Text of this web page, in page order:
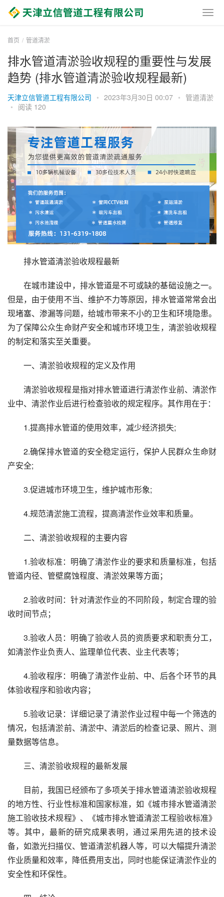
首页 管道清淤
排水管道清淤验收规程的重要性与发展
趋势 (排水管道清淤验收规程最新)
天津立信管道工程有限公司 • 2023年3月30日 00:07 • 管道清淤
• 阅读 120
排水管道清淤验收规程最新
在城市建设中，排水管道是不可或缺的基础设施之一。
但是，由于使用不当、维护不力等原因，排水管道常常会出
现堵塞、渗漏等问题，给城市带来不小的卫生和环境隐患。
为了保障公众生命财产安全和城市环境卫生，清淤验收规程
的制定和落实至关重要。
一、清淤验收规程的定义及作用
清淤验收规程是指对排水管道进行清淤作业前、清淤作
业中、清淤作业后进行检查验收的规定程序。其作用在于：
1.提高排水管道的使用效率，减少经济损失;
2.确保排水管道的安全稳定运行，保护人民群众生命财
产安全;
3.促进城市环境卫生，维护城市形象;
4.规范清淤施工流程，提高清淤作业效率和质量。
二、清淤验收规程的主要内容
1.验收标准：明确了清淤作业的要求和质量标准，包括
管道内径、管壁腐蚀程度、清淤效果等方面；
2.验收时间：针对清淤作业的不同阶段，制定合理的验
收时间节点；
3.验收人员：明确了验收人员的资质要求和职责分工，
如清淤作业负责人、监理单位代表、业主代表等；
4.验收程序：明确了清淤作业前、中、后各个环节的具
体验收程序和验收内容；
5.验收记录：详细记录了清淤作业过程中每一个筛选的
情况，包括清淤前、清淤中、清淤后的检查记录、照片、测
量数据等信息。
三、清淤验收规程的最新发展
目前，我国已经颁布了多项关于排水管道清淤验收规程
的地方性、行业性标准和国家标准，如《城市排水管道清淤
施工验收技术规程》、《城市排水管道清淤工程验收标准》
等。其中，最新的研究成果表明，通过采用先进的技术设
备，如激光扫描仪、管道清淤机器人等，可以大幅提升清淤
作业质量和效率，降低费用支出，同时也能保证清淤作业的
安全性和环保性。